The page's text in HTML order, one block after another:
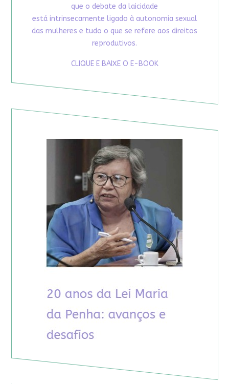
que o debate da laicidade
está intrinsecamente ligado à autonomia sexual
das mulheres e tudo o que se refere aos direitos
reprodutivos.
CLIQUE E BAIXE O E-BOOK